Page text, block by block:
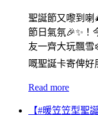
聖誕節又嚟到喇
節日氣氛🎉✨！
友一齊大玩飄
嘅聖誕卡寄俾好
Read more
【#暖笠笠型聖